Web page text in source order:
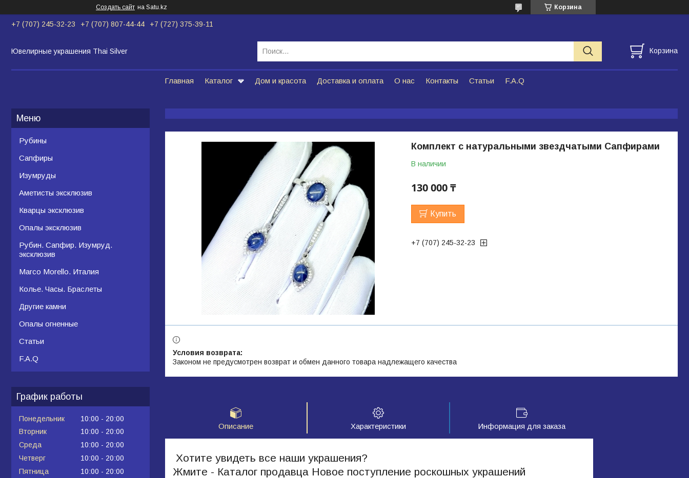
Создать сайт на Satu.kz Корзина
+7 (707) 245-32-23 +7 (707) 807-44-44 +7 (727) 375-39-11
Ювелирные украшения Thai Silver Корзина
Главная Каталог Дом и красота Доставка и оплата О нас Контакты Статьи F.A.Q
Комплект с натуральными звездчатыми Сапфирами
В наличии
130 000 ₸
Купить
+7 (707) 245-32-23
Законом не предусмотрен возврат и обмен данного товара надлежащего качества
Описание Характеристики Информация для заказа
Хотите увидеть все наши украшения?
Жмите - Каталог продавца Новое поступление роскошных украшений
Рубины
Сапфиры
Изумруды
Аметисты эксклюзив
Кварцы эксклюзив
Опалы эксклюзив
Рубин. Сапфир. Изумруд.
эксклюзив
Marco Morello. Италия
Колье. Часы. Браслеты
Другие камни
Опалы огненные
Статьи
F.A.Q
График работы
Понедельник 10:00
20:00
Вторник
10:00
20:00
Среда
10:00
20:00
Четверг
10:00
20:00
Пятница
10:00
20:00